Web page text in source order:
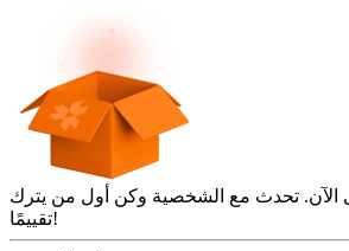
الآن. تحدث مع الشخصية وكن أول من يترك
تقييمًا!